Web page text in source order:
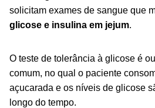
solicitam exames de sangue que
glicose e insulina em jejum.
O teste de tolerância à glicose é
comum, no qual o paciente
açucarada e os níveis de glicose
longo do tempo.